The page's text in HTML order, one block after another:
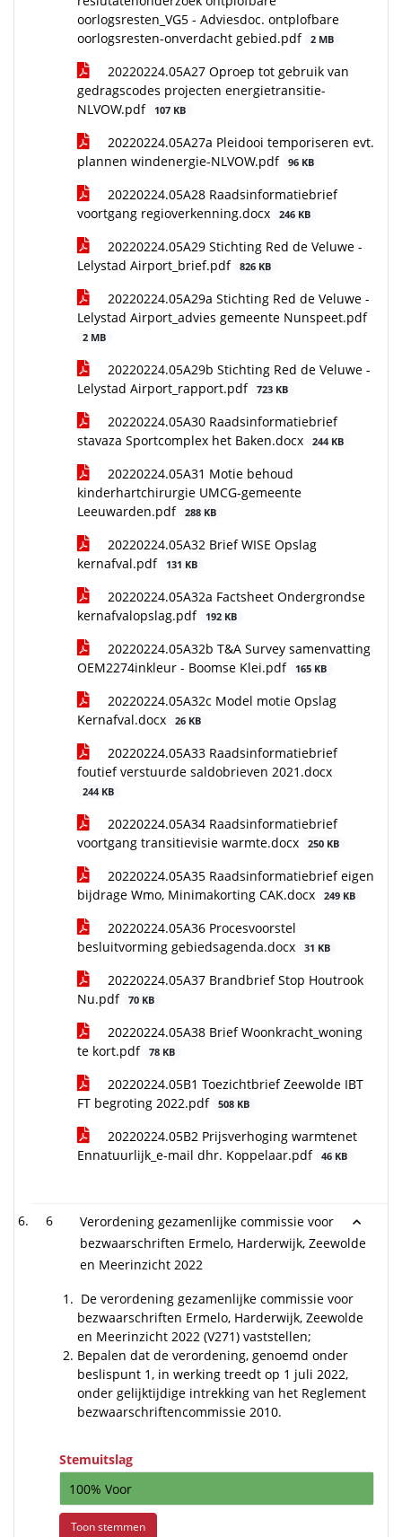
oorlogsresten_VG5 - Adviesdoc. ontplofbare
oorlogsresten-onverdacht gebied.pdf
2 MB
20220224.05A27 Oproep tot gebruik van
gedragscodes projecten energietransitie-
NLVOW.pdf
107 KB
20220224.05A27a Pleidooi temporiseren evt.
plannen windenergie-NLVOW.pdf
96 KB
20220224.05A28 Raadsinformatiebrief
voortgang regioverkenning.docx
246 KB
20220224.05A29 Stichting Red de Veluwe -
Lelystad Airport_brief.pdf
826 KB
20220224.05A29a Stichting Red de Veluwe -
Lelystad Airport_advies gemeente Nunspeet.pdf
2 MB
20220224.05A29b Stichting Red de Veluwe -
Lelystad Airport_rapport.pdf
723 KB
20220224.05A30 Raadsinformatiebrief
stavaza Sportcomplex het Baken.docx
244 KB
20220224.05A31 Motie behoud
kinderhartchirurgie UMCG-gemeente
Leeuwarden.pdf
288 KB
20220224.05A32 Brief WISE Opslag
kernafval.pdf
131 KB
20220224.05A32a Factsheet Ondergrondse
kernafvalopslag.pdf
192 KB
20220224.05A32b T&A Survey samenvatting
OEM2274inkleur - Boomse Klei.pdf
165 KB
20220224.05A32c Model motie Opslag
Kernafval.docx
26 KB
20220224.05A33 Raadsinformatiebrief
foutief verstuurde saldobrieven 2021.docx
244 KB
20220224.05A34 Raadsinformatiebrief
voortgang transitievisie warmte.docx
250 KB
20220224.05A35 Raadsinformatiebrief eigen
bijdrage Wmo, Minimakorting CAK.docx
249 KB
20220224.05A36 Procesvoorstel
besluitvorming gebiedsagenda.docx
31 KB
20220224.05A37 Brandbrief Stop Houtrook
Nu.pdf
70 KB
20220224.05A38 Brief Woonkracht_woning
te kort.pdf
78 KB
20220224.05B1 Toezichtbrief Zeewolde IBT
FT begroting 2022.pdf
508 KB
20220224.05B2 Prijsverhoging warmtenet
Ennatuurlijk_e-mail dhr. Koppelaar.pdf
46 KB
6
Verordening gezamenlijke commissie voor
bezwaarschriften Ermelo, Harderwijk, Zeewolde
en Meerinzicht 2022
De verordening gezamenlijke commissie voor
bezwaarschriften Ermelo, Harderwijk, Zeewolde
en Meerinzicht 2022 (V271) vaststellen;
Bepalen dat de verordening, genoemd onder
beslispunt 1, in werking treedt op 1 juli 2022,
onder gelijktijdige intrekking van het Reglement
bezwaarschriftencommissie 2010.
Stemuitslag
100% Voor
Toon stemmen